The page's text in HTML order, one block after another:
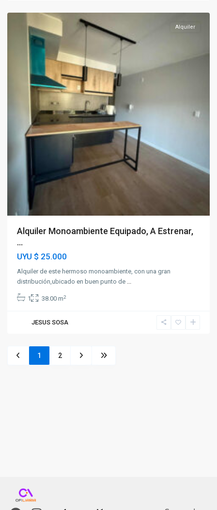
Alquiler
Alquiler Monoambiente Equipado, A Estrenar,
...
UYU $ 25.000
Alquiler de este hermoso monoambiente, con una gran
distribución,ubicado en buen punto de ...
1 38.00 m2
JESUS SOSA
1 2